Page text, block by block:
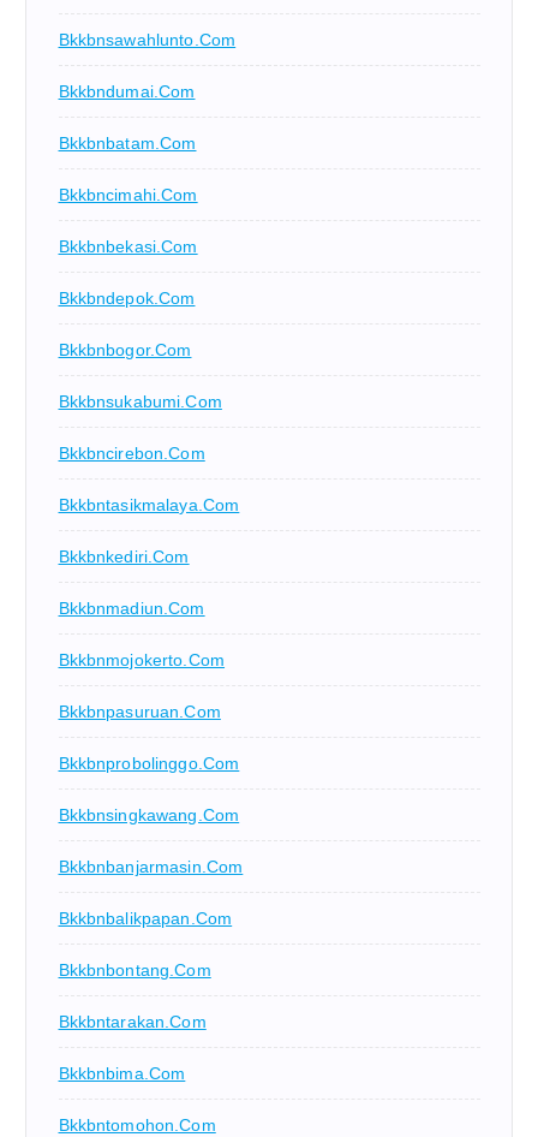
Bkkbnsawahlunto.com
Bkkbndumai.com
Bkkbnbatam.com
Bkkbncimahi.com
Bkkbnbekasi.com
Bkkbndepok.com
Bkkbnbogor.com
Bkkbnsukabumi.com
Bkkbncirebon.com
Bkkbntasikmalaya.com
Bkkbnkediri.com
Bkkbnmadiun.com
Bkkbnmojokerto.com
Bkkbnpasuruan.com
Bkkbnprobolinggo.com
Bkkbnsingkawang.com
Bkkbnbanjarmasin.com
Bkkbnbalikpapan.com
Bkkbnbontang.com
Bkkbntarakan.com
Bkkbnbima.com
Bkkbntomohon.com